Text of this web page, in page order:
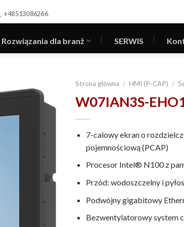
+48513086266
Rozwiązania dla branż SERWIS
Strona główna / HMI (P-CAP) /
W07IAN3S-
7-calowy ekran o
pojemnościową (PCAP)
Procesor Intel® N100 z
Przód: wodoszczelny i
Podwójny gigabitowy
Bezwentylatorowy system